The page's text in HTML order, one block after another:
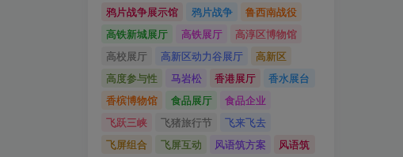
鸦片战争展示馆
鸦片战争
鲁西南战役
高铁新城展厅
高铁展厅
高淳区博物馆
高校展厅
高新区动力谷展厅
高新区
高度参与性
马岩松 香港展厅
香水展台
香槟博物馆
食品展厅
食品企业
飞跃三峡
飞猪旅行节
飞来飞去
飞屏组合
飞屏互动 风语筑方案
风语筑